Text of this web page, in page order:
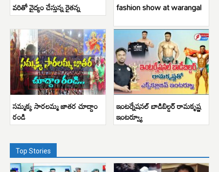
వరితో వైద్యం చేస్తున్న రైతన్న fashion show at warangal
సమ్మక్క సారలమ్మ జాతర చూద్దాం
రండి
ఇంటర్నేషనల్ బాడిబిల్డర్ రామకృష్ణ
ఇంటర్వ్యూ
Top Stories